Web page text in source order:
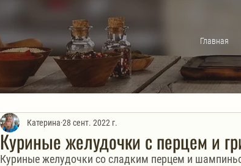
Главная
Куриные желудочки с перцем и
Катерина 28 сент. 2022 г.
Куриные желудочки со сладким перцем и